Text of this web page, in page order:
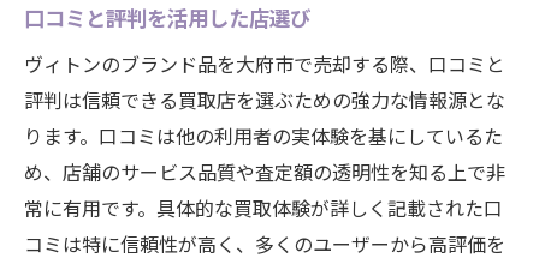
口コミと評判を活用した店選び
ヴィトンのブランド品を大府市で売却する際、口コミと
評判は信頼できる買取店を選ぶための強力な情報源とな
ります。口コミは他の利用者の実体験を基にしているた
め、店舗のサービス品質や査定額の透明性を知る上で非
常に有用です。具体的な買取体験が詳しく記載された口
コミは特に信頼性が高く、多くのユーザーから高評価を